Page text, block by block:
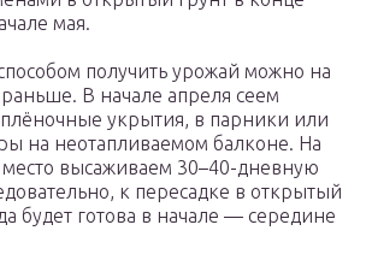
мая.
получить урожай можно на
В начале апреля сеем
укрытия, в парники или
на неотапливаемом балконе. На
место высаживаем 30–40-дневную
к пересадке в открытый
будет готова в начале — середине